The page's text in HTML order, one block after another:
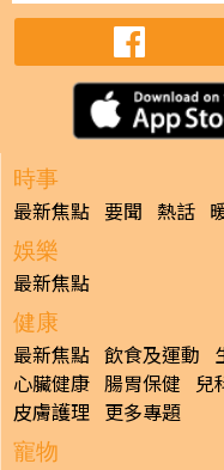
時事
最新焦點 要聞 熱話
娛樂
最新焦點
健康
最新焦點 飲食及運動
心臟健康 腸胃保健 兒
皮膚護理 更多專題
寵物